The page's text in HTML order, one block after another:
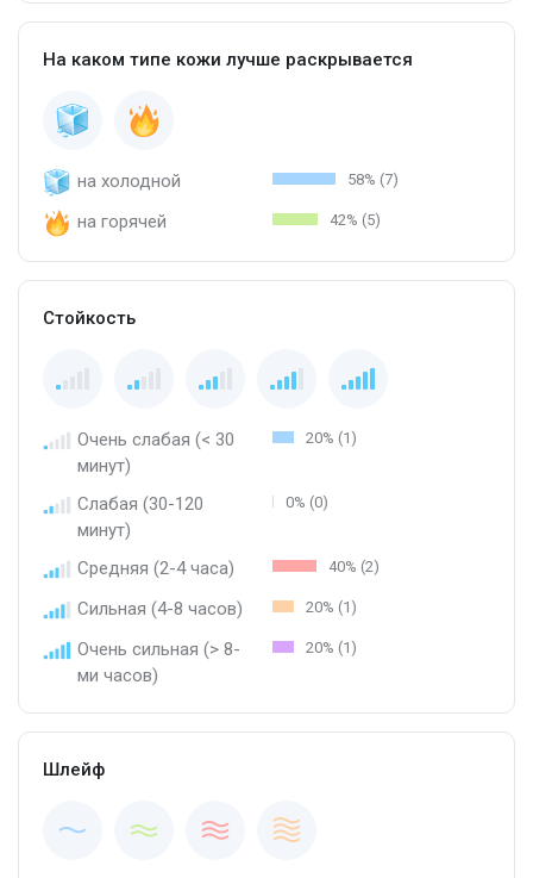
На каком типе кожи лучше раскрывается
на холодной 58% (7)
на горячей 42% (5)
Стойкость
Очень слабая (< 30
минут)
20% (1)
Слабая (30-120
минут)
0% (0)
Средняя (2-4 часа) 40% (2)
Сильная (4-8 часов) 20% (1)
Очень сильная (> 8-
ми часов)
20% (1)
Шлейф